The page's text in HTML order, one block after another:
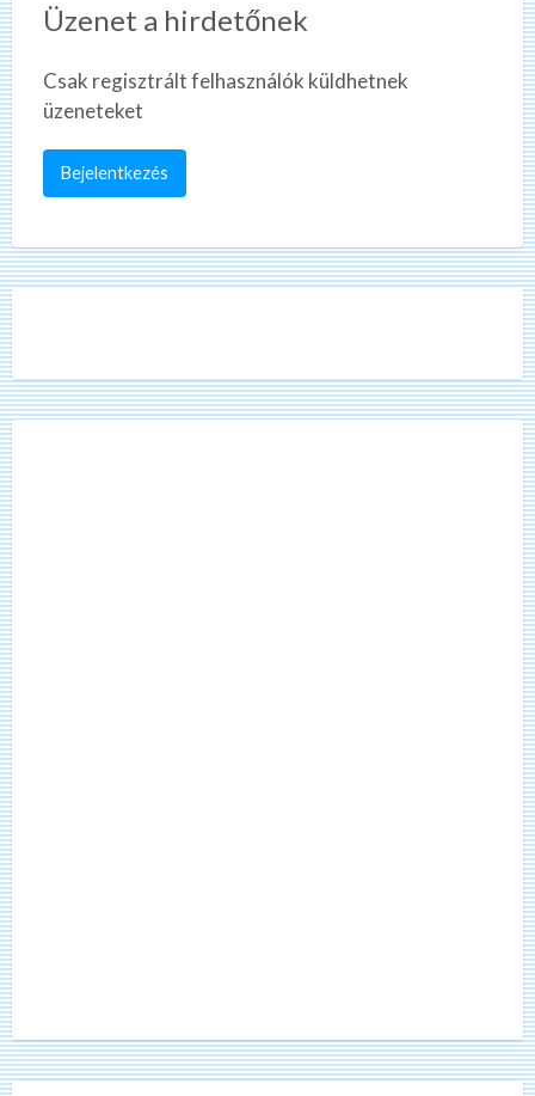
Üzenet a hirdetőnek
Csak regisztrált felhasználók küldhetnek
üzeneteket
Bejelentkezés